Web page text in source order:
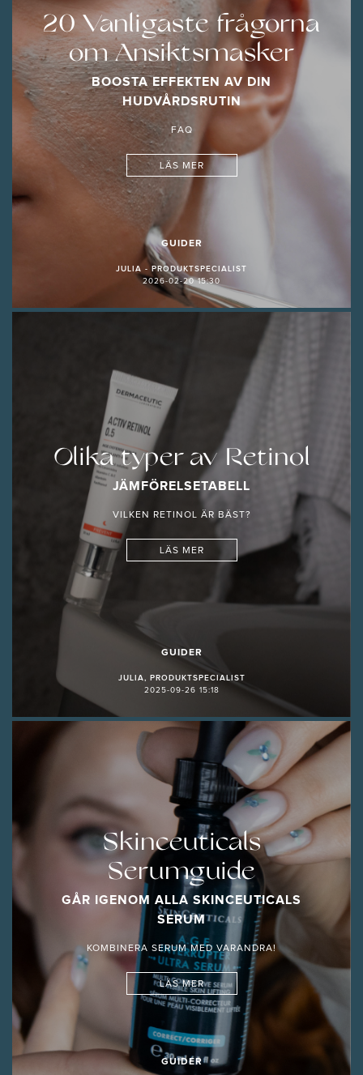
20 Vanligaste frågorna
om Ansiktsmasker
BOOSTA EFFEKTEN AV DIN
HUDVÅRDSRUTIN
FAQ
LÄS MER
GUIDER
JULIA - PRODUKTSPECIALIST
2026-02-20 15:30
Olika typer av Retinol
JÄMFÖRELSETABELL
VILKEN RETINOL ÄR BÄST?
LÄS MER
GUIDER
JULIA, PRODUKTSPECIALIST
2025-09-26 15:18
Skinceuticals
Serumguide
GÅR IGENOM ALLA SKINCEUTICALS
SERUM
KOMBINERA SERUM MED VARANDRA!
LÄS MER
GUIDER